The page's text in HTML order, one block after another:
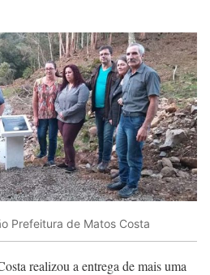
Prefeitura de Matos Costa
realizou a entrega de mais uma